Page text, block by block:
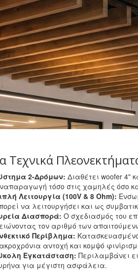
Τεχνικά
2-Δρόμων: Διαθέτει woofer 4"
τόσο στις χαμηλές όσο
Λειτουργία (100V & 8 Ohm):
να λειτουργήσει και ως
Διασπορά: Ο σχεδιασμός του
τον αριθμό των
Περίβλημα:
αντοχή και κομψό
Εγκατάσταση: Περιλαμβάνει
για μέγιστη ασφάλεια.